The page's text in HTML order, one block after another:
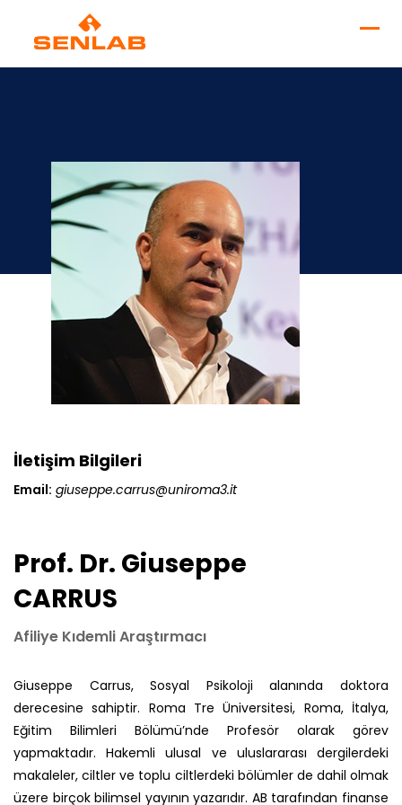
İletişim Bilgileri
Email: giuseppe.carrus@uniroma3.it
Prof. Dr. Giuseppe
CARRUS
Afiliye Kıdemli Araştırmacı
Giuseppe Carrus, Sosyal Psikoloji alanında doktora
derecesine sahiptir. Roma Tre Üniversitesi, Roma, İtalya,
Eğitim Bilimleri Bölümü’nde Profesör olarak görev
yapmaktadır. Hakemli ulusal ve uluslararası dergilerdeki
makaleler, ciltler ve toplu ciltlerdeki bölümler de dahil olmak
üzere birçok bilimsel yayının yazarıdır. AB tarafından finanse